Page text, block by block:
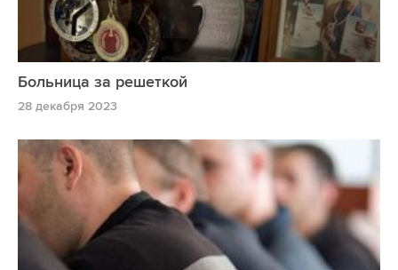
Больница за решеткой
28 декабря 2023